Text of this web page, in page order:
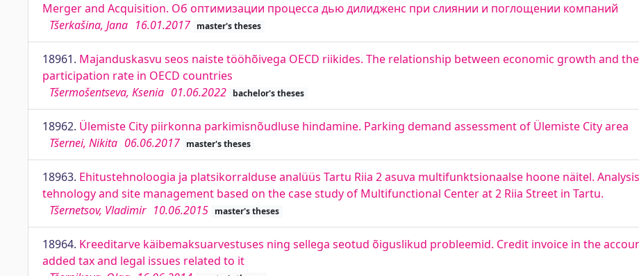
Merger and Acquisition. Об оптимизации процесса дью дилидженс при слиянии и поглощении компаний
Tšerkašina, Jana 16.01.2017 master's theses
18961. Majanduskasvu seos naiste tööhõivega OECD riikides. The relationship between economic growth and
participation rate in OECD countries
Tšermošentseva, Ksenia 01.06.2022 bachelor's theses
18962. Ülemiste City piirkonna parkimisnõudluse hindamine. Parking demand assessment of Ülemiste City area
Tšernei, Nikita 06.06.2017 master's theses
18963. Ehitustehnoloogia ja platsikorralduse analüüs Tartu Riia 2 asuva multifunktsionaalse hoone näitel.
tehnology and site management based on the case study of Multifunctional Center at 2 Riia Street in Tartu.
Tšernetsov, Vladimir 10.06.2015 master's theses
18964. Kreeditarve käibemaksuarvestuses ning sellega seotud õiguslikud probleemid. Credit invoice in the
added tax and legal issues related to it